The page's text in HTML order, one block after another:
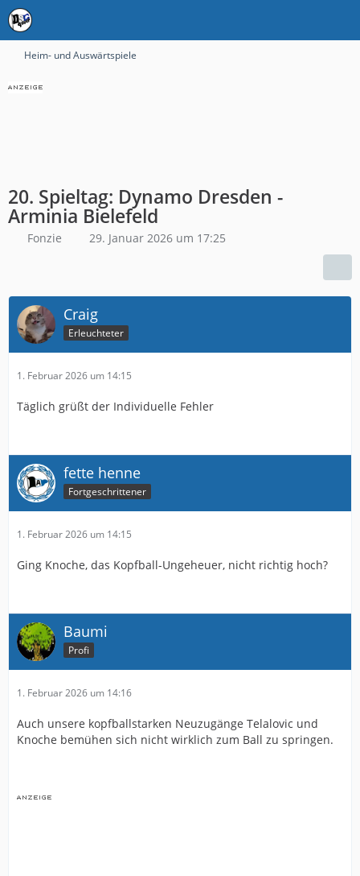
Heim- und Auswärtspiele
20. Spieltag: Dynamo Dresden -
Arminia Bielefeld
Fonzie 29. Januar 2026 um 17:25
Craig
Erleuchteter
1. Februar 2026 um 14:15
Täglich grüßt der Individuelle Fehler
fette henne
Fortgeschrittener
1. Februar 2026 um 14:15
Ging Knoche, das Kopfball-Ungeheuer, nicht richtig hoch?
Baumi
Profi
1. Februar 2026 um 14:16
Auch unsere kopfballstarken Neuzugänge Telalovic und
Knoche bemühen sich nicht wirklich zum Ball zu springen.